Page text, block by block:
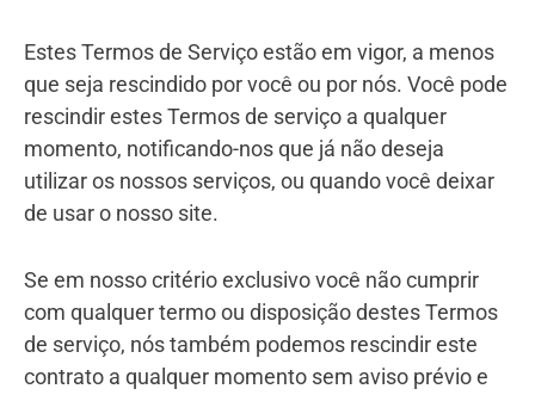
Estes Termos de Serviço estão em vigor, a menos
que seja rescindido por você ou por nós. Você pode
rescindir estes Termos de serviço a qualquer
momento, notificando-nos que já não deseja
utilizar os nossos serviços, ou quando você deixar
de usar o nosso site.
Se em nosso critério exclusivo você não cumprir
com qualquer termo ou disposição destes Termos
de serviço, nós também podemos rescindir este
contrato a qualquer momento sem aviso prévio e